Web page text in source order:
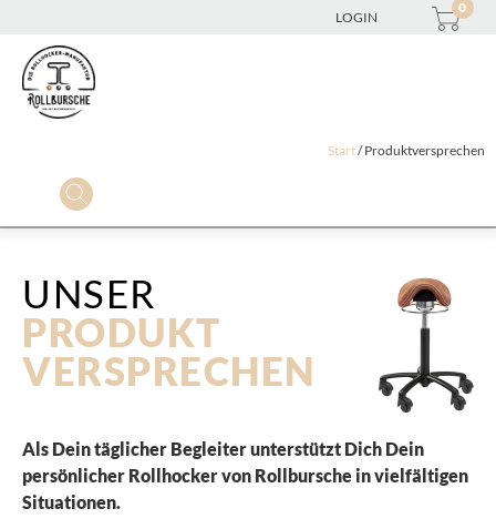
LOGIN
0
Start/ Produktversprechen
UNSER
PRODUKT
VERSPRECHEN
Als Dein täglicher Begleiter unterstützt Dich Dein
persönlicher Rollhocker von Rollbursche in vielfältigen
Situationen.